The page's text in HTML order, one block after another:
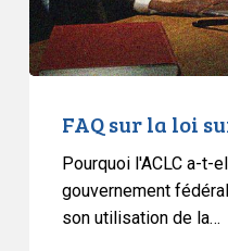
FAQ sur la loi
Pourquoi l'ACLC a-t-
gouvernement
son utilisation de la…